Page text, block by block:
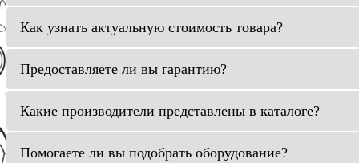
Как узнать актуальную стоимость товара?
Предоставляете ли вы гарантию?
Какие производители представлены в каталоге?
Помогаете ли вы подобрать оборудование?